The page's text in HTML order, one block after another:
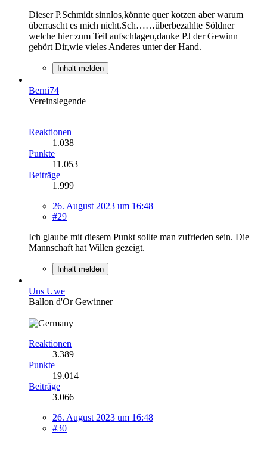
Dieser P.Schmidt sinnlos,könnte quer kotzen aber warum
überrascht es mich nicht.Sch……überbezahlte Söldner
welche hier zum Teil aufschlagen,danke PJ der Gewinn
gehört Dir,wie vieles Anderes unter der Hand.
Inhalt melden
Berni74
Vereinslegende
Reaktionen
1.038
Punkte
11.053
Beiträge
1.999
26. August 2023 um 16:48
#29
Ich glaube mit diesem Punkt sollte man zufrieden sein. Die
Mannschaft hat Willen gezeigt.
Inhalt melden
Uns Uwe
Ballon d'Or Gewinner
Reaktionen
3.389
Punkte
19.014
Beiträge
3.066
26. August 2023 um 16:48
#30